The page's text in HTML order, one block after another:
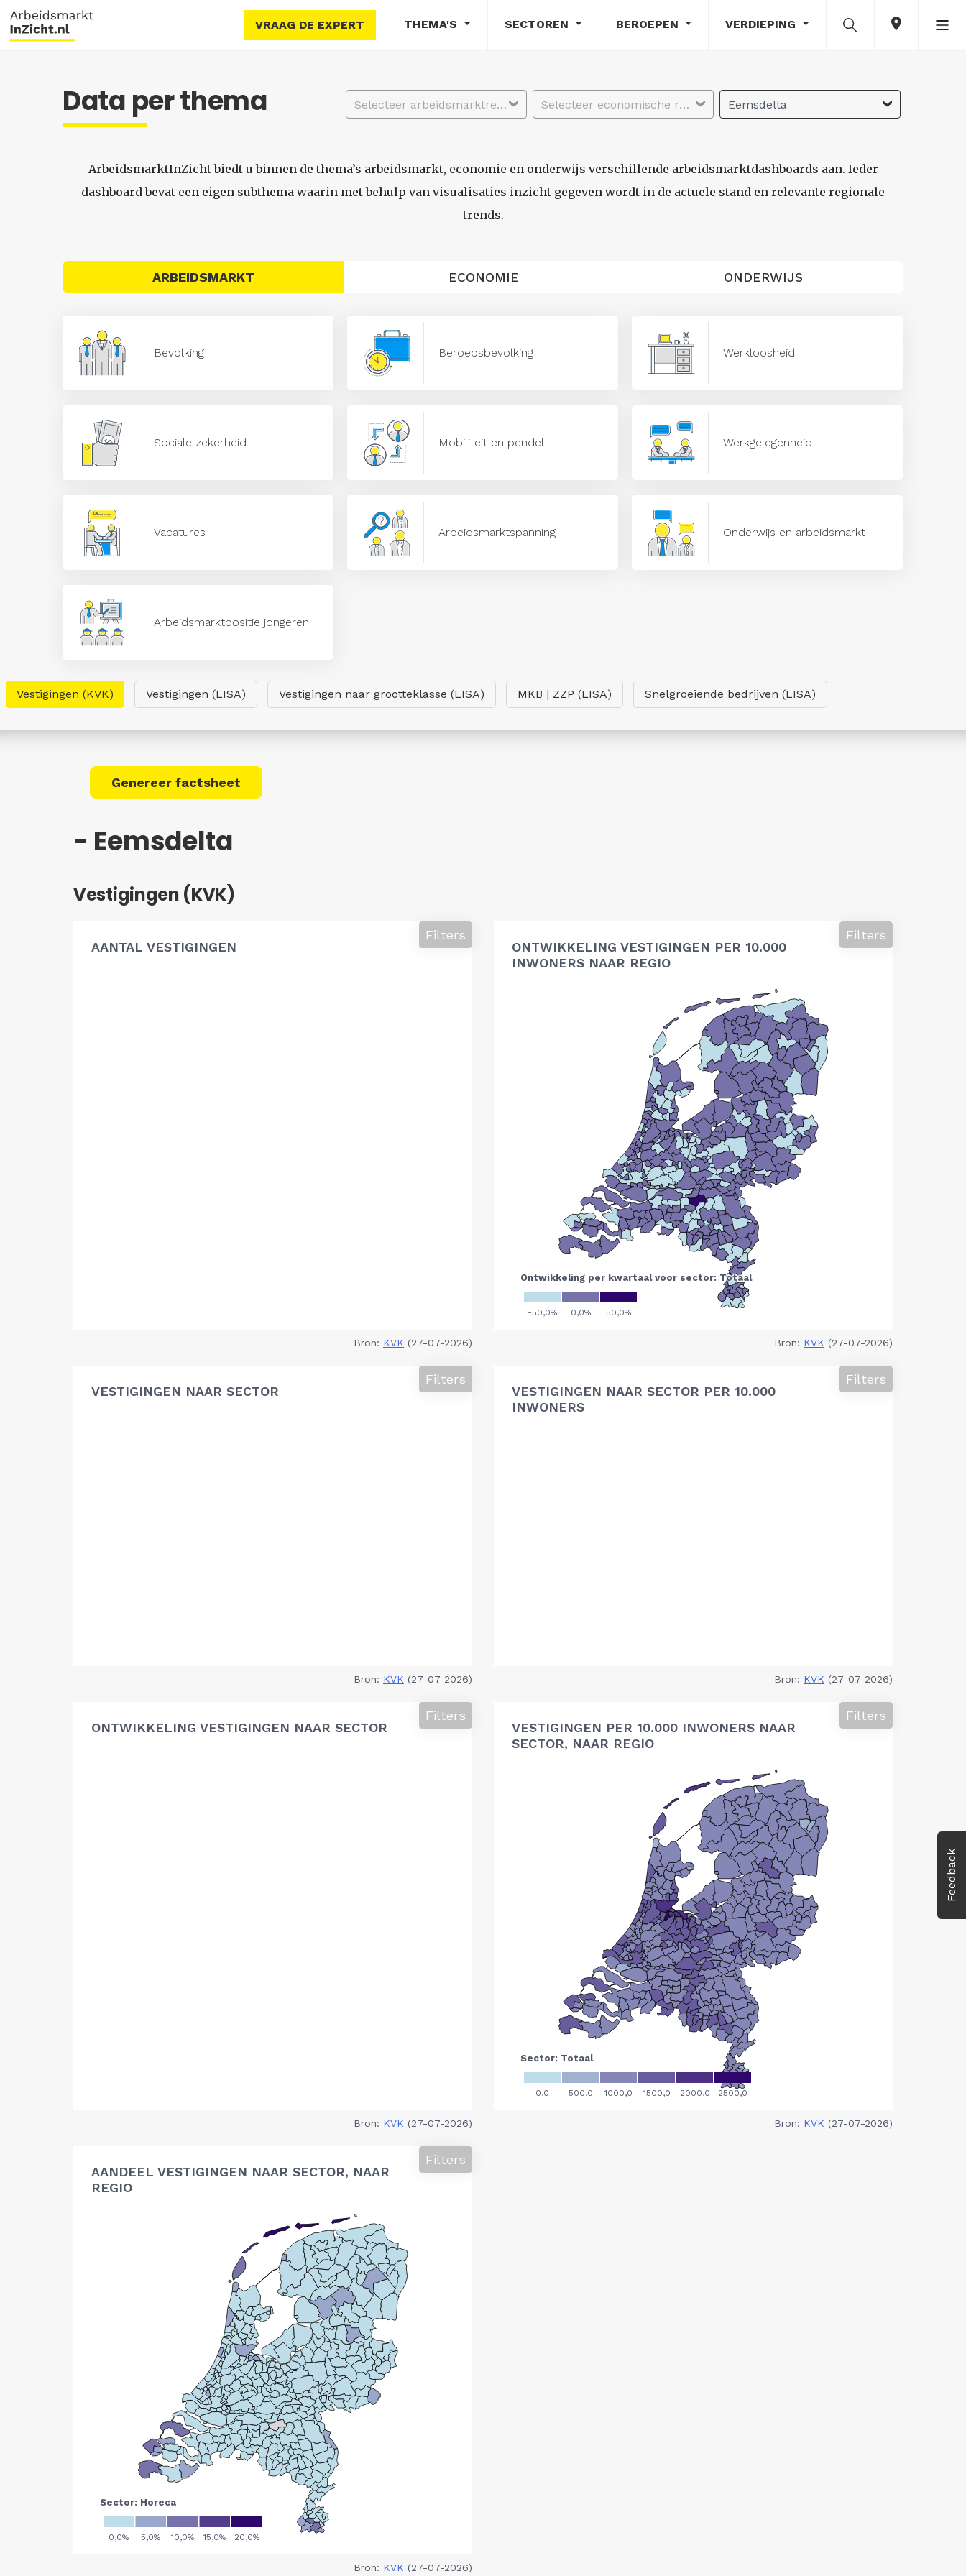
VRAAG DE EXPERT THEMA'S SECTOREN BEROEPEN VERDIEPING
Feedback
Data per thema Selecteer arbeidsmarktregio Selecteer economische regio Eemsdelta
ArbeidsmarktInZicht biedt u binnen de thema’s arbeidsmarkt, economie en onderwijs verschillende arbeidsmarktdashboards aan. Ieder
dashboard bevat een eigen subthema waarin met behulp van visualisaties inzicht gegeven wordt in de actuele stand en relevante regionale
trends.
ARBEIDSMARKT ECONOMIE ONDERWIJS
Bevolking Beroepsbevolking Werkloosheid
Sociale zekerheid Mobiliteit en pendel Werkgelegenheid
Vacatures Arbeidsmarktspanning Onderwijs en arbeidsmarkt
Arbeidsmarktpositie jongeren
Vestigingen (KVK) Vestigingen (LISA) Vestigingen naar grootteklasse (LISA) MKB | ZZP (LISA) Snelgroeiende bedrijven (LISA)
Genereer factsheet
- Eemsdelta
Vestigingen (KVK)
AANTAL VESTIGINGEN
Filters
Bron: KVK (27-07-2026)
ONTWIKKELING VESTIGINGEN PER 10.000
INWONERS NAAR REGIO
Filters
Bron: KVK (27-07-2026)
VESTIGINGEN NAAR SECTOR
Filters
Bron: KVK (27-07-2026)
VESTIGINGEN NAAR SECTOR PER 10.000
INWONERS
Filters
Bron: KVK (27-07-2026)
ONTWIKKELING VESTIGINGEN NAAR SECTOR
Filters
Bron: KVK (27-07-2026)
VESTIGINGEN PER 10.000 INWONERS NAAR
SECTOR, NAAR REGIO
Filters
Bron: KVK (27-07-2026)
AANDEEL VESTIGINGEN NAAR SECTOR, NAAR
REGIO
Filters
Bron: KVK (27-07-2026)